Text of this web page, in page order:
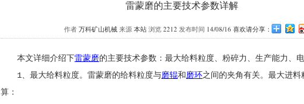
雷蒙磨的主要技术参数详解
作者 万科矿山机械 来源 本站 浏览 2212 发布时间 14/08/16 喜欢请分享：
本文详细介绍下雷蒙磨的主要技术参数：最大给料粒度、粉碎力、生产能力、电
1、最大给料粒度。雷蒙磨的给料粒度与磨辊和磨环之间的夹角有关。最大进
算：